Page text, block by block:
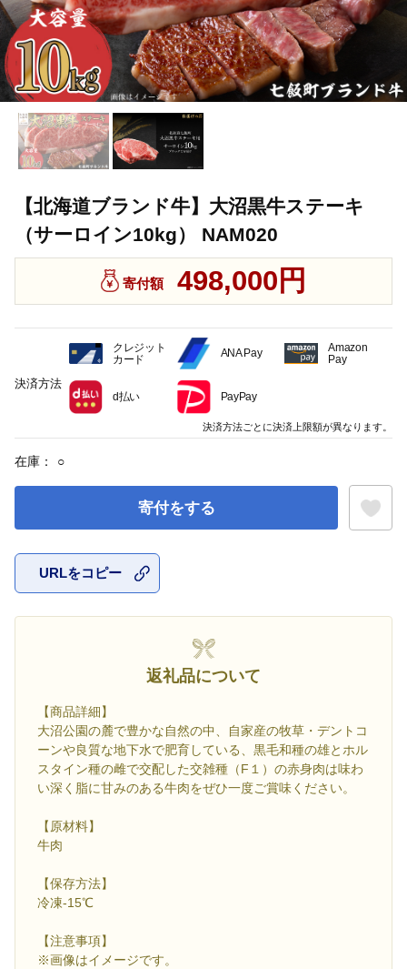
【北海道ブランド牛】大沼黒牛ステーキ
（サーロイン10kg） NAM020
寄付額 498,000円
在庫： ○
寄付をする
URLをコピー
返礼品について
【商品詳細】
大沼公園の麓で豊かな自然の中、自家産の牧草・デントコ
ーンや良質な地下水で肥育している、黒毛和種の雄とホル
スタイン種の雌で交配した交雑種（F１）の赤身肉は味わ
い深く脂に甘みのある牛肉をぜひ一度ご賞味ください。
【原材料】
牛肉
【保存方法】
冷凍-15℃
【注意事項】
※画像はイメージです。
決済方法
クレジット
カード
ANA Pay
Amazon
Pay
d払い PayPay
決済方法ごとに決済上限額が異なります。